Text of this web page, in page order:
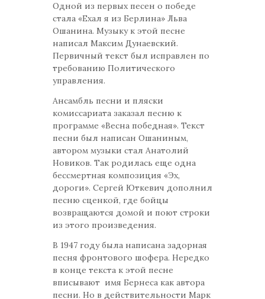
Одной из первых песен о победе
стала «Ехал я из Берлина» Льва
Ошанина. Музыку к этой песне
написал Максим Дунаевский.
Первичный текст был исправлен по
требованию Политического
управления.
Ансамбль песни и пляски
комиссариата заказал песню к
программе «Весна победная». Текст
песни был написан Ошаниным,
автором музыки стал Анатолий
Новиков. Так родилась еще одна
бессмертная композиция «Эх,
дороги». Сергей Юткевич дополнил
песню сценкой, где бойцы
возвращаются домой и поют строки
из этого произведения.
В 1947 году была написана задорная
песня фронтового шофера. Нередко
в конце текста к этой песне
вписывают имя Бернеса как автора
песни. Но в действительности Марк